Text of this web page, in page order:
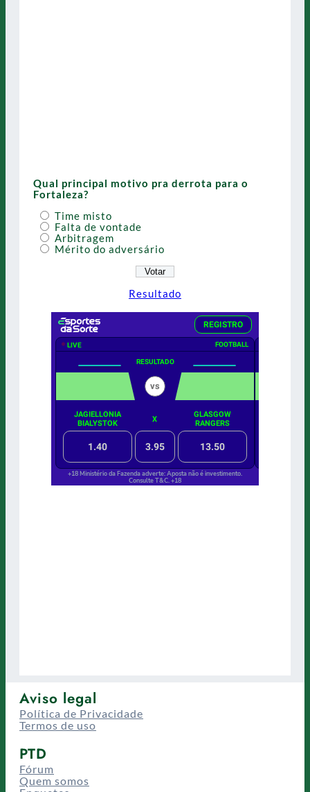
Qual principal motivo pra derrota para o
Fortaleza?
Time misto
Falta de vontade
Arbitragem
Mérito do adversário
Resultado
Aviso legal
Política de Privacidade
Termos de uso
PTD
Fórum
Quem somos